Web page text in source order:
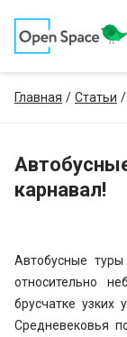
Главная Статьи
карнавал!
Автобусные
относительно
брусчатке узких
Средневековья